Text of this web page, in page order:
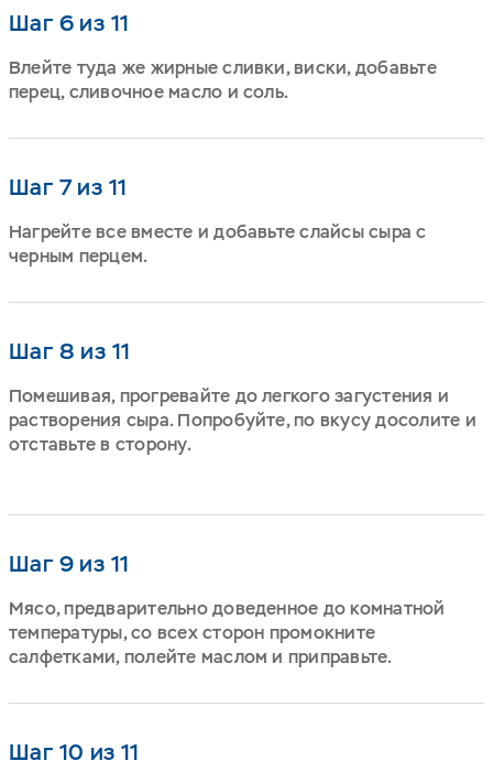
Шаг 6 из 11
Влейте туда же жирные сливки, виски, добавьте
перец, сливочное масло и соль.
Шаг 7 из 11
Нагрейте все вместе и добавьте слайсы сыра с
черным перцем.
Шаг 8 из 11
Помешивая, прогревайте до легкого загустения и
растворения сыра. Попробуйте, по вкусу досолите и
отставьте в сторону.
Шаг 9 из 11
Мясо, предварительно доведенное до комнатной
температуры, со всех сторон промокните
салфетками, полейте маслом и приправьте.
Шаг 10 из 11